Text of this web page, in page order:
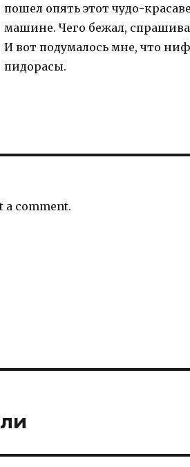
пошел опять этот чудо-
машине. Чего бежал,
И вот подумалось мне, что
пидорасы.
a comment.